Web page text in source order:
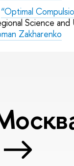
“Optimal
Science
Zakharenko